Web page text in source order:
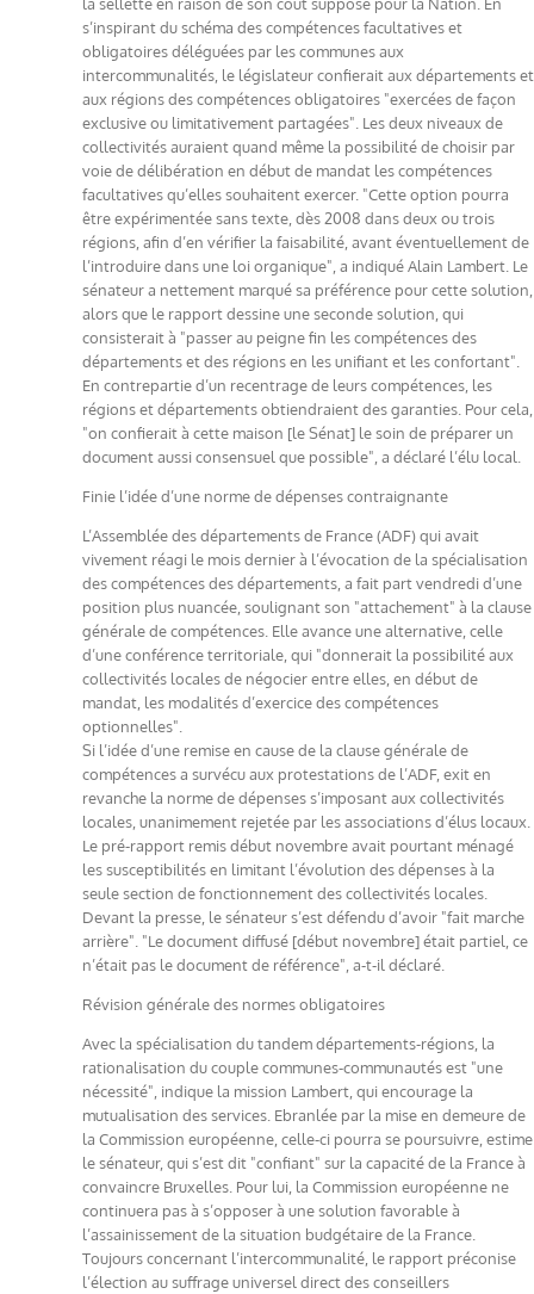
s’inspirant du schéma des compétences facultatives et
obligatoires déléguées par les communes aux
intercommunalités, le législateur confierait aux départements et
aux régions des compétences obligatoires "exercées de façon
exclusive ou limitativement partagées". Les deux niveaux de
collectivités auraient quand même la possibilité de choisir par
voie de délibération en début de mandat les compétences
facultatives qu’elles souhaitent exercer. "Cette option pourra
être expérimentée sans texte, dès 2008 dans deux ou trois
régions, afin d’en vérifier la faisabilité, avant éventuellement de
l’introduire dans une loi organique", a indiqué Alain Lambert. Le
sénateur a nettement marqué sa préférence pour cette solution,
alors que le rapport dessine une seconde solution, qui
consisterait à "passer au peigne fin les compétences des
départements et des régions en les unifiant et les confortant".
En contrepartie d’un recentrage de leurs compétences, les
régions et départements obtiendraient des garanties. Pour cela,
"on confierait à cette maison [le Sénat] le soin de préparer un
document aussi consensuel que possible", a déclaré l’élu local.
Finie l’idée d’une norme de dépenses contraignante
L’Assemblée des départements de France (ADF) qui avait
vivement réagi le mois dernier à l’évocation de la spécialisation
des compétences des départements, a fait part vendredi d’une
position plus nuancée, soulignant son "attachement" à la clause
générale de compétences. Elle avance une alternative, celle
d’une conférence territoriale, qui "donnerait la possibilité aux
collectivités locales de négocier entre elles, en début de
mandat, les modalités d’exercice des compétences
optionnelles".
Si l’idée d’une remise en cause de la clause générale de
compétences a survécu aux protestations de l’ADF, exit en
revanche la norme de dépenses s’imposant aux collectivités
locales, unanimement rejetée par les associations d’élus locaux.
Le pré-rapport remis début novembre avait pourtant ménagé
les susceptibilités en limitant l’évolution des dépenses à la
seule section de fonctionnement des collectivités locales.
Devant la presse, le sénateur s’est défendu d’avoir "fait marche
arrière". "Le document diffusé [début novembre] était partiel, ce
n’était pas le document de référence", a-t-il déclaré.
Révision générale des normes obligatoires
Avec la spécialisation du tandem départements-régions, la
rationalisation du couple communes-communautés est "une
nécessité", indique la mission Lambert, qui encourage la
mutualisation des services. Ebranlée par la mise en demeure de
la Commission européenne, celle-ci pourra se poursuivre, estime
le sénateur, qui s’est dit "confiant" sur la capacité de la France à
convaincre Bruxelles. Pour lui, la Commission européenne ne
continuera pas à s’opposer à une solution favorable à
l’assainissement de la situation budgétaire de la France.
Toujours concernant l’intercommunalité, le rapport préconise
l’élection au suffrage universel direct des conseillers